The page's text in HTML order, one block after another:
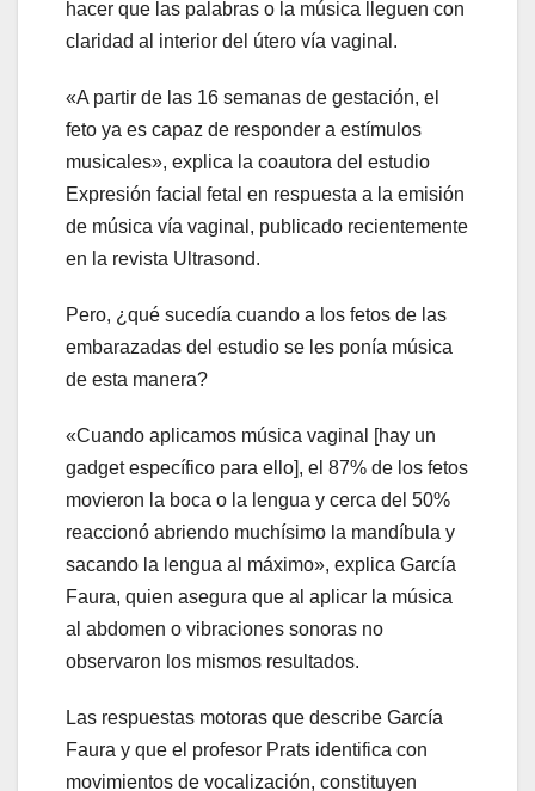
hacer que las palabras o la música lleguen con
claridad al interior del útero vía vaginal.
«A partir de las 16 semanas de gestación, el
feto ya es capaz de responder a estímulos
musicales», explica la coautora del estudio
Expresión facial fetal en respuesta a la emisión
de música vía vaginal, publicado recientemente
en la revista Ultrasond.
Pero, ¿qué sucedía cuando a los fetos de las
embarazadas del estudio se les ponía música
de esta manera?
«Cuando aplicamos música vaginal [hay un
gadget específico para ello], el 87% de los fetos
movieron la boca o la lengua y cerca del 50%
reaccionó abriendo muchísimo la mandíbula y
sacando la lengua al máximo», explica García
Faura, quien asegura que al aplicar la música
al abdomen o vibraciones sonoras no
observaron los mismos resultados.
Las respuestas motoras que describe García
Faura y que el profesor Prats identifica con
movimientos de vocalización, constituyen